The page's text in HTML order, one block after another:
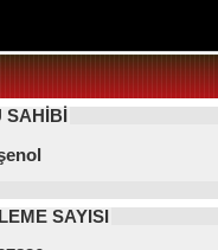
SAHİBİ
SAYISI